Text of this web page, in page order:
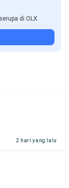
di OLX.
2 hari yang lalu